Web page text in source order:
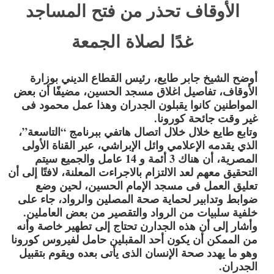
الأوقاف تحذر من فتح المساجد
غدًا لصلاة الجمعة
أوضح الشيخ جابر طايع، رئيس القطاع الديني بوزارة
الأوقاف، تفاصيل اغلاق مسجد الحسين، مضيفًا أن بعض
المواطنين كانوا يقبلون الجدران وهذا عمل محمود فى
غير وقت جائحة كورونا.
وتابع طايع خلال خلال اتصال هاتفي ببرنامج “التاسعة”،
الذي يقدمه الإعلامي وائل الإبراشي، عبر القناة الأولى
المصرية، أن هناك 3 أئمة و 14 عامل والجميع سيتم
التحقيق معهم لعد الالتزام بالاجراءت المعلنة، لافتًا إلى أن
تعليق العمل فى مسجد الإمام الحسين، لحين وضع
ضوابط وتدابير لحماية صحة المصلين والرواد، جاء على
خلفية سلبيات من الرواد والتقصير من بعض العاملين.
وأشار إلى أن هذه الجدارن تحتاج إلى تطهير خاصة وأنه
من الممكن أن يكون أحد المقبلين حامل لفيروس كورونا
وهو ما يهدد صحة الإنسان الذى يأتى بعده ويقوم بتقبيل
الجدران.